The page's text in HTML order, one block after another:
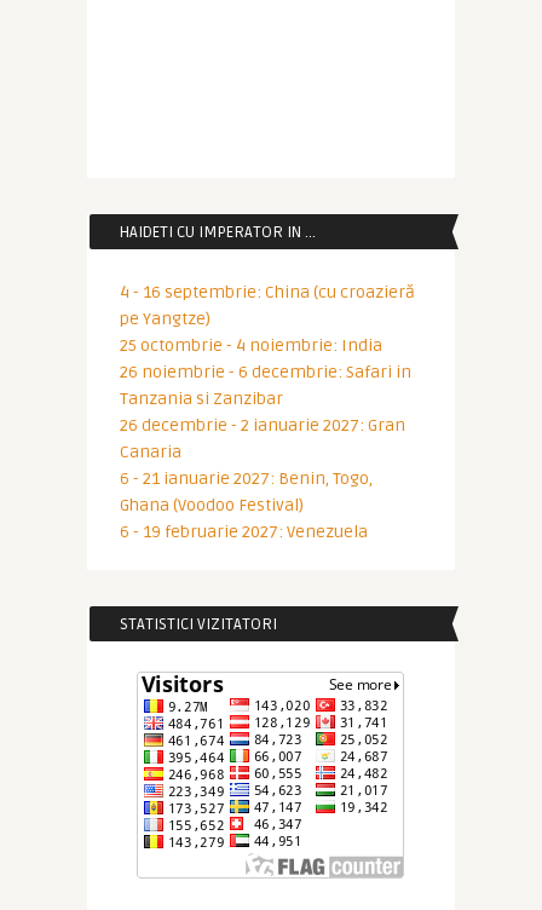
HAIDETI CU IMPERATOR IN …
4 - 16 septembrie: China (cu croazieră
pe Yangtze)
25 octombrie - 4 noiembrie: India
26 noiembrie - 6 decembrie: Safari in
Tanzania si Zanzibar
26 decembrie - 2 ianuarie 2027: Gran
Canaria
6 - 21 ianuarie 2027: Benin, Togo,
Ghana (Voodoo Festival)
6 - 19 februarie 2027: Venezuela
STATISTICI VIZITATORI